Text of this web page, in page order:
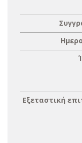
Εξεταστική